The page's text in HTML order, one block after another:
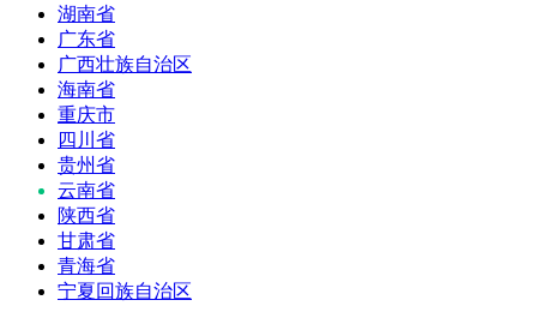
湖南省
广东省
广西壮族自治区
海南省
重庆市
四川省
贵州省
云南省
陕西省
甘肃省
青海省
宁夏回族自治区